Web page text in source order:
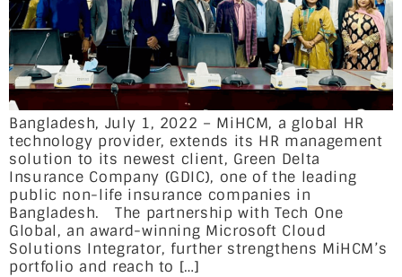
Bangladesh, July 1, 2022 – MiHCM, a global HR
technology provider, extends its HR management
solution to its newest client, Green Delta
Insurance Company (GDIC), one of the leading
public non-life insurance companies in
Bangladesh. The partnership with Tech One
Global, an award-winning Microsoft Cloud
Solutions Integrator, further strengthens MiHCM’s
portfolio and reach to […]